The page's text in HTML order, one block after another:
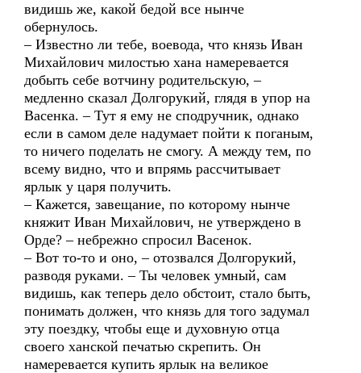
видишь же, какой бедой все нынче
обернулось.
– Известно ли тебе, воевода, что князь Иван
Михайлович милостью хана намеревается
добыть себе вотчину родительскую, –
медленно сказал Долгорукий, глядя в упор на
Васенка. – Тут я ему не сподручник, однако
если в самом деле надумает пойти к поганым,
то ничего поделать не смогу. А между тем, по
всему видно, что и впрямь рассчитывает
ярлык у царя получить.
– Кажется, завещание, по которому нынче
княжит Иван Михайлович, не утверждено в
Орде? – небрежно спросил Васенок.
– Вот то-то и оно, – отозвался Долгорукий,
разводя руками. – Ты человек умный, сам
видишь, как теперь дело обстоит, стало быть,
понимать должен, что князь для того задумал
эту поездку, чтобы еще и духовную отца
своего ханской печатью скрепить. Он
намеревается купить ярлык на великое